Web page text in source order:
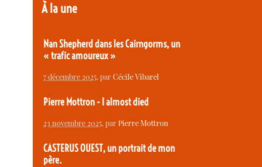
À la une
Nan Shepherd dans les Cairngorms, un
« trafic amoureux »
7 décembre 2025, parCécile Vibarel
Pierre Mottron - I almost died
23 novembre 2025, parPierre Mottron
CASTERUS OUEST, un portrait de mon
père.